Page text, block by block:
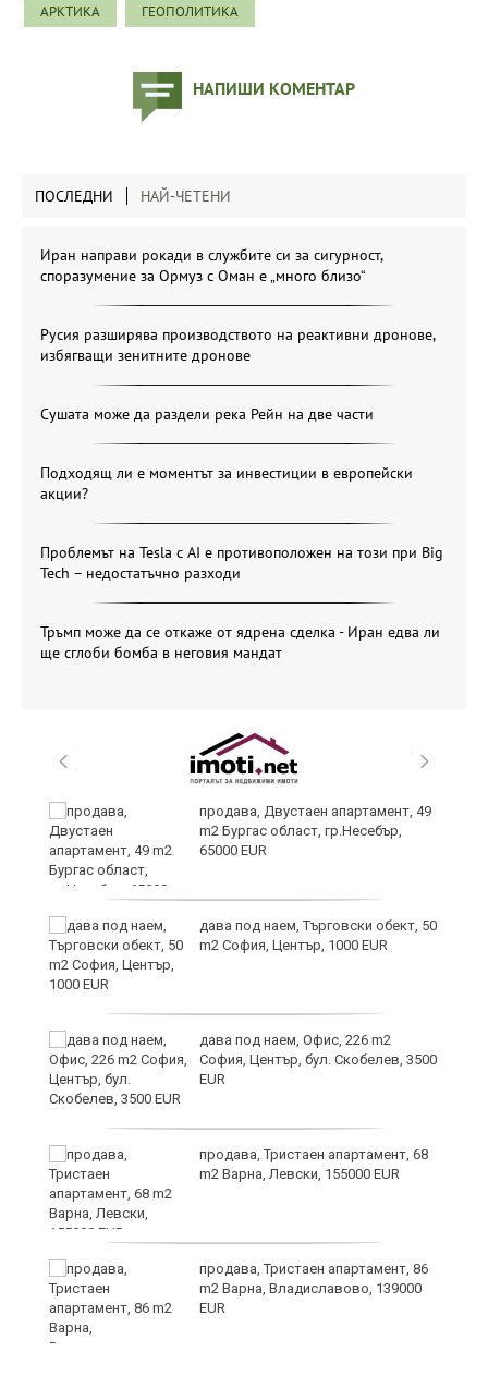
АРКТИКА ГЕОПОЛИТИКА
НАПИШИ КОМЕНТАР
ПОСЛЕДНИ НАЙ-ЧЕТЕНИ
Иран направи рокади в службите си за сигурност,
споразумение за Ормуз с Оман е „много близо“
Русия разширява производството на реактивни дронове,
избягващи зенитните дронове
Сушата може да раздели река Рейн на две части
Подходящ ли е моментът за инвестиции в европейски
акции?
Проблемът на Tesla с AI е противоположен на този при Big
Tech – недостатъчно разходи
Тръмп може да се откаже от ядрена сделка - Иран едва ли
ще сглоби бомба в неговия мандат
продава, Двустаен апартамент, 49
m2 Бургас област, гр.Несебър,
65000 EUR
дава под наем, Търговски обект, 50
m2 София, Център, 1000 EUR
дава под наем, Офис, 226 m2
София, Център, бул. Скобелев, 3500
EUR
продава, Тристаен апартамент, 68
m2 Варна, Левски, 155000 EUR
продава, Тристаен апартамент, 86
m2 Варна, Владиславово, 139000
EUR